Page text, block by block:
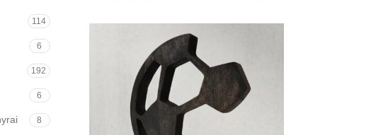
114
6
192
6
8